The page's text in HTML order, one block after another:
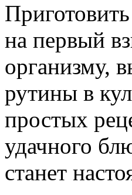
на первый
организму,
рутины в
простых
удачного
станет